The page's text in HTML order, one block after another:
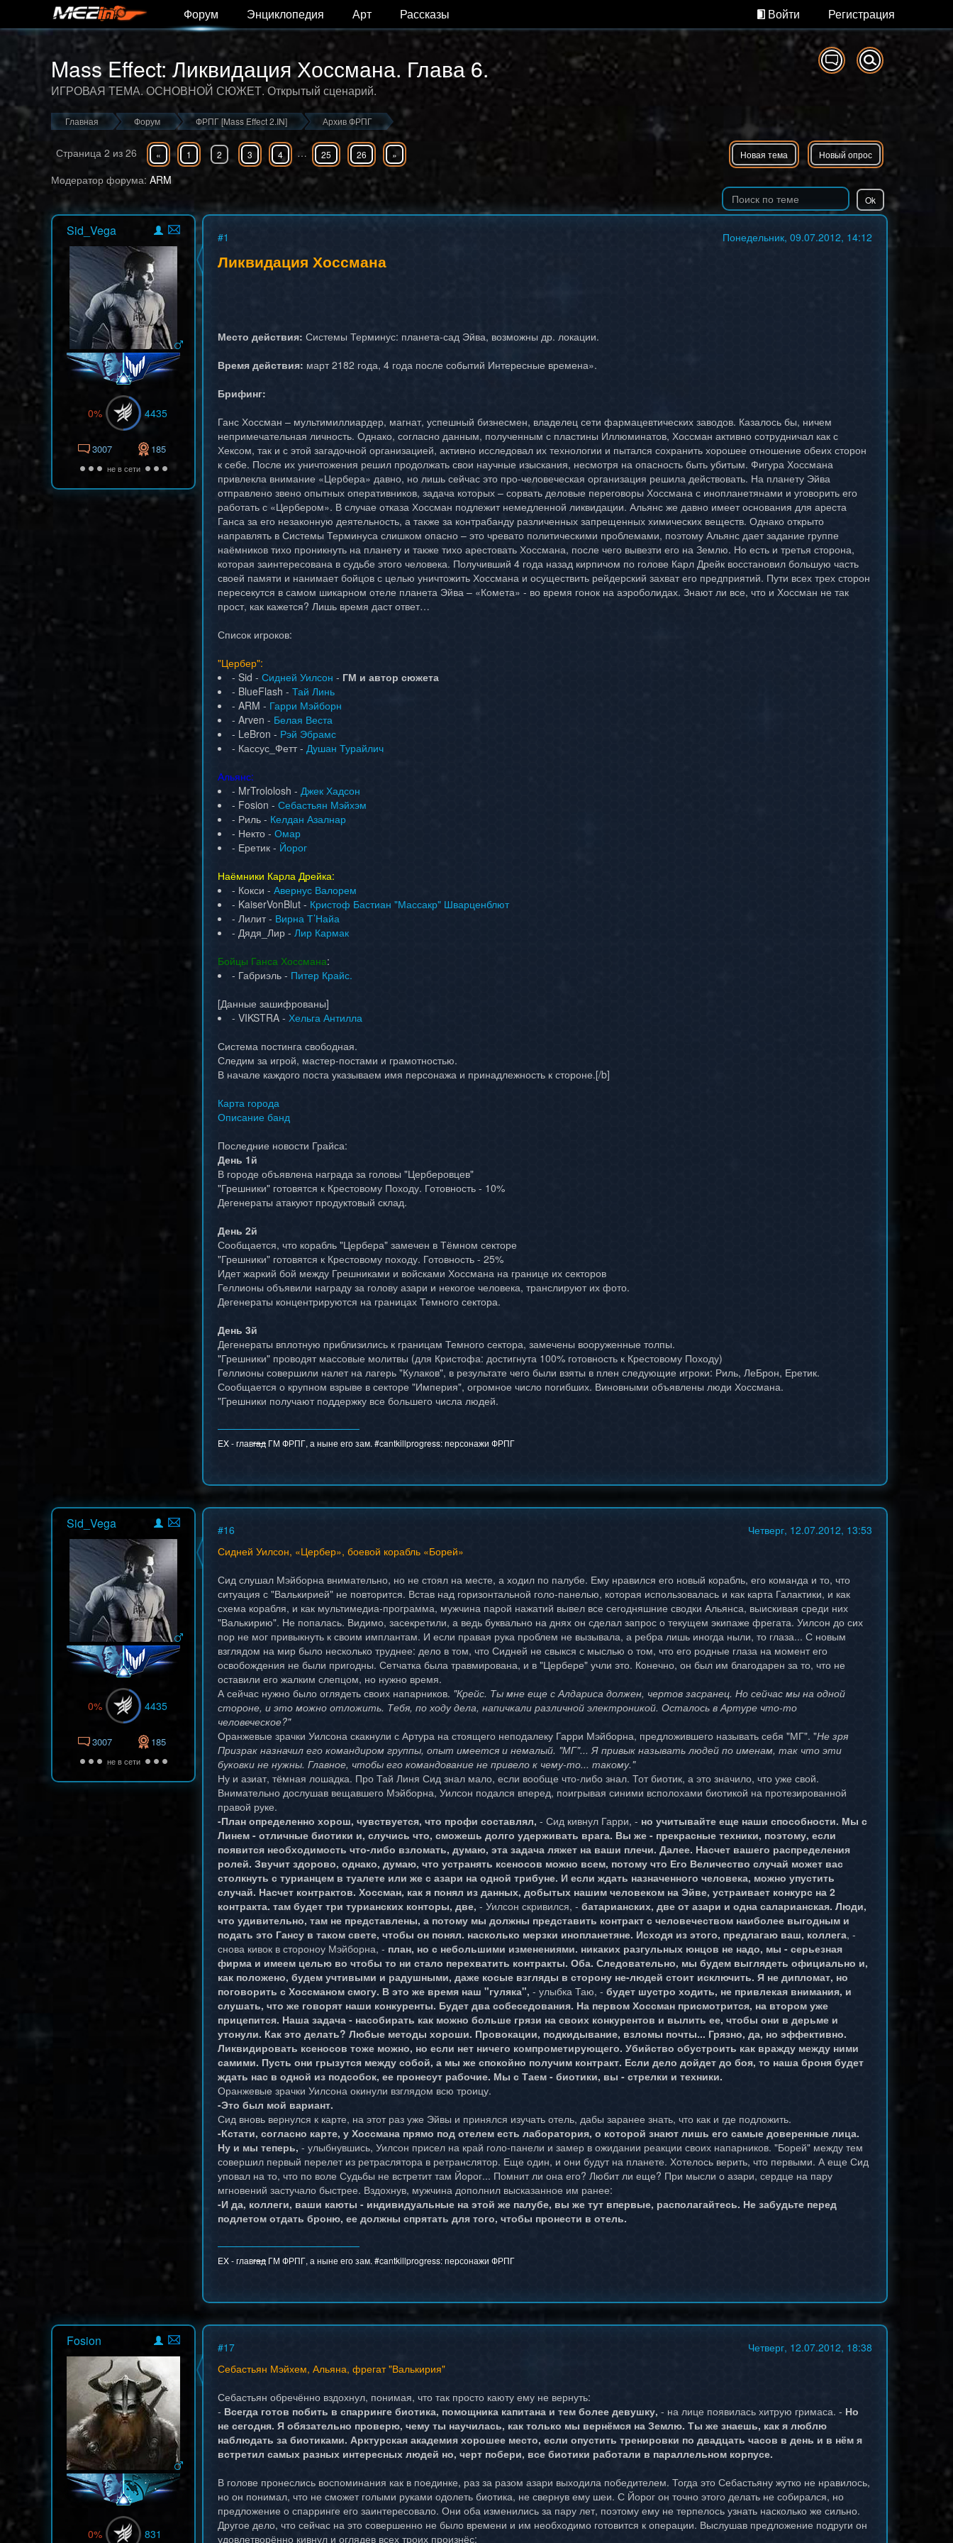
Форум Энциклопедия Арт Рассказы Войти Регистрация
Mass Effect: Ликвидация Хоссмана. Глава 6.
ИГРОВАЯ ТЕМА. ОСНОВНОЙ СЮЖЕТ. Открытый сценарий.
Главная Форум ФРПГ [Mass Effect 2.IN] Архив ФРПГ
Страница 2 из 26 « 1 2 3 4 … 25 26 » Новая тема Новый опрос
Модератор форума: ARM
Sid_Vega
0% 4435
3007 185
не в сети
#1 Понедельник, 09.07.2012, 14:12
Ликвидация Хоссмана
Место действия: Системы Терминус: планета-сад Эйва, возможны др. локации.
Время действия: март 2182 года, 4 года после событий Интересные времена».
Брифинг:
Ганс Хоссман – мультимиллиардер, магнат, успешный бизнесмен, владелец сети фармацевтических заводов. Казалось бы, ничем
непримечательная личность. Однако, согласно данным, полученным с пластины Иллюминатов, Хоссман активно сотрудничал как с
Хексом, так и с этой загадочной организацией, активно исследовал их технологии и пытался сохранить хорошее отношение обеих сторон
к себе. После их уничтожения решил продолжать свои научные изыскания, несмотря на опасность быть убитым. Фигура Хоссмана
привлекла внимание «Цербера» давно, но лишь сейчас это про-человеческая организация решила действовать. На планету Эйва
отправлено звено опытных оперативников, задача которых – сорвать деловые переговоры Хоссмана с инопланетянами и уговорить его
работать с «Цербером». В случае отказа Хоссман подлежит немедленной ликвидации. Альянс же давно имеет основания для ареста
Ганса за его незаконную деятельность, а также за контрабанду различенных запрещенных химических веществ. Однако открыто
направлять в Системы Терминуса слишком опасно – это чревато политическими проблемами, поэтому Альянс дает задание группе
наёмников тихо проникнуть на планету и также тихо арестовать Хоссмана, после чего вывезти его на Землю. Но есть и третья сторона,
которая заинтересована в судьбе этого человека. Получивший 4 года назад кирпичом по голове Карл Дрейк восстановил большую часть
своей памяти и нанимает бойцов с целью уничтожить Хоссмана и осуществить рейдерский захват его предприятий. Пути всех трех сторон
пересекутся в самом шикарном отеле планета Эйва – «Комета» - во время гонок на аэроболидах. Знают ли все, что и Хоссман не так
прост, как кажется? Лишь время даст ответ…
Список игроков:
"Цербер":
- Sid - Сидней Уилсон - ГМ и автор сюжета
- BlueFlash - Тай Линь
- ARM - Гарри Мэйборн
- Arven - Белая Веста
- LeBron - Рэй Эбрамс
- Кассус_Фетт - Душан Турайлич
Альянс:
- MrTrololosh - Джек Хадсон
- Fosion - Себастьян Мэйхэм
- Риль - Келдан Азалнар
- Некто - Омар
- Еретик - Йорог
Наёмники Карла Дрейка:
- Кокси - Авернус Валорем
- KaiserVonBlut - Кристоф Бастиан "Массакр" Шварценблют
- Лилит - Вирна Т’Найа
- Дядя_Лир - Лир Кармак
Бойцы Ганса Хоссмана:
- Габриэль - Питер Крайс.
[Данные зашифрованы]
- VIKSTRA - Хельга Антилла
Система постинга свободная.
Следим за игрой, мастер-постами и грамотностью.
В начале каждого поста указываем имя персонажа и принадлежность к стороне.[/b]
Карта города
Описание банд
Последние новости Грайса:
День 1й
В городе объявлена награда за головы "Церберовцев"
"Грешники" готовятся к Крестовому Походу. Готовность - 10%
Дегенераты атакуют продуктовый склад.
День 2й
Сообщается, что корабль "Цербера" замечен в Тёмном секторе
"Грешники" готовятся к Крестовому походу. Готовность - 25%
Идет жаркий бой между Грешниками и войсками Хоссмана на границе их секторов
Геллионы объявили награду за голову азари и некогое человека, транслируют их фото.
Дегенераты концентрируются на границах Темного сектора.
День 3й
Дегенераты вплотную приблизились к границам Темного сектора, замечены вооруженные толпы.
"Грешники" проводят массовые молитвы (для Кристофа: достигнута 100% готовность к Крестовому Походу)
Геллионы совершили налет на лагерь "Кулаков", в результате чего были взяты в плен следующие игроки: Риль, ЛеБрон, Еретик.
Сообщается о крупном взрыве в секторе "Империя", огромное число погибших. Виновными объявлены люди Хоссмана.
"Грешники получают поддержку все большего числа людей.
EX - главгад ГМ ФРПГ, а ныне его зам. #cantkillprogress:персонажи ФРПГ
Sid_Vega
0% 4435
3007 185
не в сети
#16
Четверг, 12.07.2012, 13:53
Сидней Уилсон, «Цербер», боевой корабль «Борей»
Сид слушал Мэйборна внимательно, но не стоял на месте, а ходил по палубе. Ему нравился его новый корабль, его команда и то, что
ситуация с "Валькирией" не повторится. Встав над горизонтальной голо-панелью, которая использовалась и как карта Галактики, и как
схема корабля, и как мультимедиа-программа, мужчина парой нажатий вывел все сегодняшние сводки Альянса, выискивая среди них
"Валькирию". Не попалась. Видимо, засекретили, а ведь буквально на днях он сделал запрос о текущем экипаже фрегата. Уилсон до сих
пор не мог привыкнуть к своим имплантам. И если правая рука проблем не вызывала, а ребра лишь иногда ныли, то глаза... С новым
взглядом на мир было несколько труднее: дело в том, что Сидней не свыкся с мыслью о том, что его родные глаза на момент его
освобождения не были пригодны. Сетчатка была травмирована, и в "Цербере" учли это. Конечно, он был им благодарен за то, что не
оставили его жалким слепцом, но нужно время.
А сейчас нужно было оглядеть своих напарников. "Крейс. Ты мне еще с Алдариса должен, чертов засранец. Но сейчас мы на одной
стороне, и это можно отложить. Тебя, по ходу дела, напичкали различной электроникой. Осталось в Артуре что-то
человеческое?"
Оранжевые зрачки Уилсона скакнули с Артура на стоящего неподалеку Гарри Мэйборна, предложившего называть себя "МГ". "Не зря
Призрак назначил его командиром группы, опыт имеется и немалый. "МГ"... Я привык называть людей по именам, так что эти
буковки не нужны. Главное, чтобы его командование не привело к чему-то... такому."
Ну и азиат, тёмная лошадка. Про Тай Линя Сид знал мало, если вообще что-либо знал. Тот биотик, а это значило, что уже свой.
Внимательно дослушав вещавшего Мэйборна, Уилсон подался вперед, поигрывая синими всполохами биотикой на протезированной
правой руке.
-План определенно хорош, чувствуется, что профи составлял, - Сид кивнул Гарри, - но учитывайте еще наши способности. Мы с
Линем - отличные биотики и, случись что, сможешь долго удерживать врага. Вы же - прекрасные техники, поэтому, если
появится необходимость что-либо взломать, думаю, эта задача ляжет на ваши плечи. Далее. Насчет вашего распределения
ролей. Звучит здорово, однако, думаю, что устранять ксеносов можно всем, потому что Его Величество случай может вас
столкнуть с турианцем в туалете или же с азари на одной трибуне. И если ждать назначенного человека, можно упустить
случай. Насчет контрактов. Хоссман, как я понял из данных, добытых нашим человеком на Эйве, устраивает конкурс на 2
контракта. там будет три турианских конторы, две, - Уилсон скривился, - батарианских, две от азари и одна саларианская. Люди,
что удивительно, там не представлены, а потому мы должны представить контракт с человечеством наиболее выгодным и
подать это Гансу в таком свете, чтобы он понял. насколько мерзки инопланетяне. Исходя из этого, предлагаю ваш, коллега, -
снова кивок в стороноу Мэйборна, - план, но с небольшими изменениями. никаких разгульных юнцов не надо, мы - серьезная
фирма и имеем целью во чтобы то ни стало перехватить контракты. Оба. Следовательно, мы будем выглядеть официально и,
как положено, будем учтивыми и радушными, даже косые взгляды в сторону не-людей стоит исключить. Я не дипломат, но
поговорить с Хоссманом смогу. В это же время наш "гуляка", - улыбка Таю, - будет шустро ходить, не привлекая внимания, и
слушать, что же говорят наши конкуренты. Будет два собеседования. На первом Хоссман присмотрится, на втором уже
прицепится. Наша задача - насобирать как можно больше грязи на своих конкурентов и вылить ее, чтобы они в дерьме и
утонули. Как это делать? Любые методы хороши. Провокации, подкидывание, взломы почты... Грязно, да, но эффективно.
Ликвидировать ксеносов тоже можно, но если нет ничего компрометирующего. Убийство обустроить как вражду между ними
самими. Пусть они грызутся между собой, а мы же спокойно получим контракт. Если дело дойдет до боя, то наша броня будет
ждать нас в одной из подсобок, ее пронесут рабочие. Мы с Таем - биотики, вы - стрелки и техники.
Оранжевые зрачки Уилсона окинули взглядом всю троицу.
-Это был мой вариант.
Сид вновь вернулся к карте, на этот раз уже Эйвы и принялся изучать отель, дабы заранее знать, что как и где подложить.
-Кстати, согласно карте, у Хоссмана прямо под отелем есть лаборатория, о которой знают лишь его самые доверенные лица.
Ну и мы теперь, - улыбнувшись, Уилсон присел на край голо-панели и замер в ожидании реакции своих напарников. "Борей" между тем
совершил первый перелет из ретраслятора в ретранслятор. Еще один, и они будут на планете. Хотелось верить, что первыми. А еще Сид
уповал на то, что по воле Судьбы не встретит там Йорог... Помнит ли она его? Любит ли еще? При мысли о азари, сердце на пару
мгновений застучало быстрее. Вздохнув, мужчина дополнил высказанное им ранее:
-И да, коллеги, ваши каюты - индивидуальные на этой же палубе, вы же тут впервые, располагайтесь. Не забудьте перед
подлетом отдать броню, ее должны спрятать для того, чтобы пронести в отель.
EX - главгад ГМ ФРПГ, а ныне его зам. #cantkillprogress:персонажи ФРПГ
Fosion
0% 831
#17
Четверг, 12.07.2012, 18:38
Себастьян Мэйхем, Альяна, фрегат "Валькирия"
Себастьян обречённо вздохнул, понимая, что так просто каюту ему не вернуть:
- Всегда готов побить в спарринге биотика, помощника капитана и тем более девушку, - на лице появилась хитрую гримаса. - Но
не сегодня. Я обязательно проверю, чему ты научилась, как только мы вернёмся на Землю. Ты же знаешь, как я люблю
наблюдать за биотиками. Арктурская академия хорошее место, если опустить тренировки по двадцать часов в день и в нём я
встретил самых разных интересных людей но, черт побери, все биотики работали в параллельном корпусе.
В голове пронеслись воспоминания как в поединке, раз за разом азари выходила победителем. Тогда это Себастьяну жутко не нравилось,
но он понимал, что не сможет голыми руками одолеть биотика, не свернув ему шеи. С Йорог он точно этого делать не собирался, но
предложение о спарринге его заинтересовало. Они оба изменились за пару лет, поэтому ему не терпелось узнать насколько же сильно.
Другое дело, что сейчас на это совершенно не было времени и им необходимо готовится к операции. Выслушав предложение подруги он
удовлетворённо кивнул и оглядев всех троих произнёс: